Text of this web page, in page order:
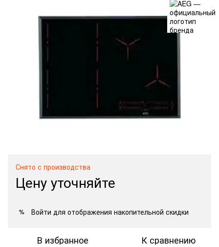
Снято с производства
Цену уточняйте
% Войти для отображения накопительной скидки
В избранное К сравнению